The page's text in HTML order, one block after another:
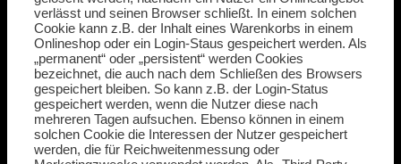
verlässt und seinen Browser schließt. In einem solchen
Cookie kann z.B. der Inhalt eines Warenkorbs in einem
Onlineshop oder ein Login-Staus gespeichert werden. Als
„permanent“ oder „persistent“ werden Cookies
bezeichnet, die auch nach dem Schließen des Browsers
gespeichert bleiben. So kann z.B. der Login-Status
gespeichert werden, wenn die Nutzer diese nach
mehreren Tagen aufsuchen. Ebenso können in einem
solchen Cookie die Interessen der Nutzer gespeichert
werden, die für Reichweitenmessung oder